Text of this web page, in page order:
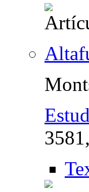
3581,